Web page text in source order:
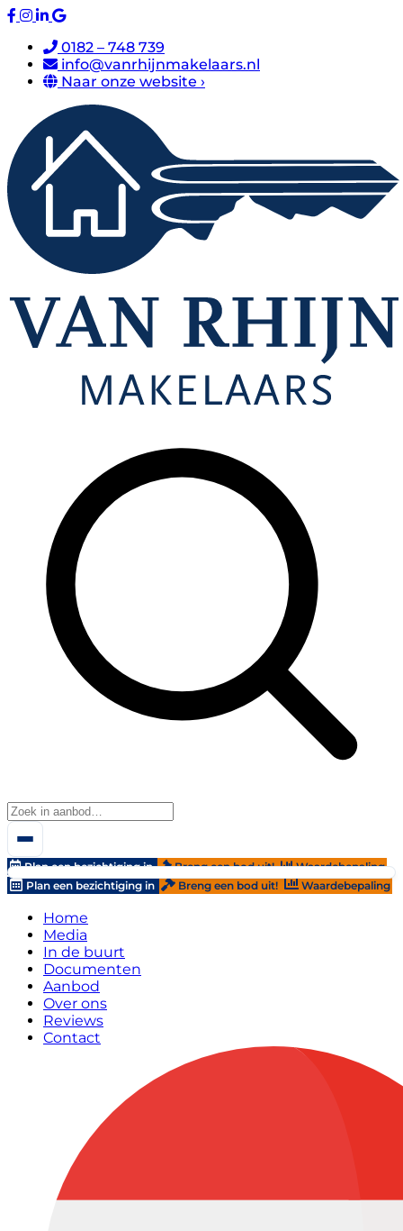
0182 – 748 739
info@vanrhijnmakelaars.nl
Naar onze website ›
Plan een bezichtiging in Breng een bod uit!
Waardebepaling
Plan een bezichtiging in
Breng een bod uit! Waardebepaling
Home
Media
In de buurt
Documenten
Aanbod
Over ons
Reviews
Contact